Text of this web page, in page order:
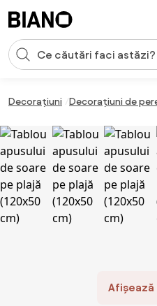
Introducerea căutării
Decorațiuni Decorațiuni de